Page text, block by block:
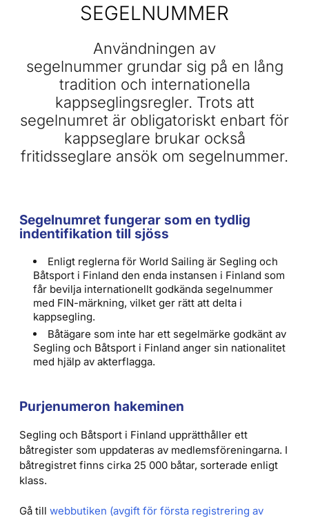
SEGELNUMMER
Användningen av
segelnummer grundar sig på en lång
tradition och internationella
kappseglingsregler. Trots att
segelnumret är obligatoriskt enbart för
kappseglare brukar också
fritidsseglare ansök om segelnummer.
Segelnumret fungerar som en tydlig
indentifikation till sjöss
Enligt reglerna för World Sailing är Segling och
Båtsport i Finland den enda instansen i Finland som
får bevilja internationellt godkända segelnummer
med FIN-märkning, vilket ger rätt att delta i
kappsegling.
Båtägare som inte har ett segelmärke godkänt av
Segling och Båtsport i Finland anger sin nationalitet
med hjälp av akterflagga.
Purjenumeron hakeminen
Segling och Båtsport i Finland upprätthåller ett
båtregister som uppdateras av medlemsföreningarna. I
båtregistret finns cirka 25 000 båtar, sorterade enligt
klass.
Gå till webbutiken (avgift för första registrering av